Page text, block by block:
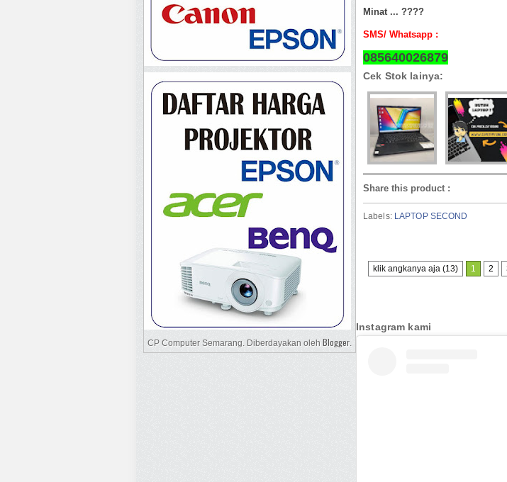
Minat ... ????
SMS/ Whatsapp :
085640026879
Cek Stok lainya:
Share this product :
Labels: LAPTOP SECOND
klik angkanya aja (13) 1 2
Instagram kami
CP Computer Semarang. Diberdayakan oleh Blogger.